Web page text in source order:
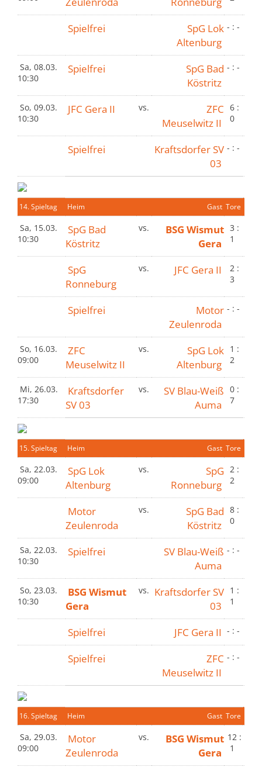
Spielfrei
SpG Lok
Altenburg
- : -
Sa, 08.03.
10:30
Spielfrei
SpG Bad
Köstritz
- : -
So, 09.03.
10:30
JFC Gera II vs.
ZFC
Meuselwitz II
6 :
0
Spielfrei
Kraftsdorfer SV
03
- : -
14. Spieltag Heim Gast Tore
Sa, 15.03.
10:30
SpG Bad
Köstritz
vs.
BSG Wismut
Gera
3 :
1
SpG
Ronneburg
vs. JFC Gera II
2 :
3
Spielfrei
Motor
Zeulenroda
- : -
So, 16.03.
09:00
ZFC
Meuselwitz II
vs.
SpG Lok
Altenburg
1 :
2
Mi, 26.03.
17:30
Kraftsdorfer
SV 03
vs.
SV Blau-Weiß
Auma
0 :
7
15. Spieltag Heim Gast Tore
Sa, 22.03.
09:00
SpG Lok
Altenburg
vs.
SpG
Ronneburg
2 :
2
Motor
Zeulenroda
vs.
SpG Bad
Köstritz
8 :
0
Sa, 22.03.
10:30
Spielfrei
SV Blau-Weiß
Auma
- : -
So, 23.03.
10:30
BSG Wismut
Gera
vs. Kraftsdorfer SV
03
1 :
1
Spielfrei JFC Gera II - : -
Spielfrei
ZFC
Meuselwitz II
- : -
16. Spieltag Heim Gast Tore
Sa, 29.03.
09:00
Motor
Zeulenroda
vs.
BSG Wismut
Gera
12 :
1